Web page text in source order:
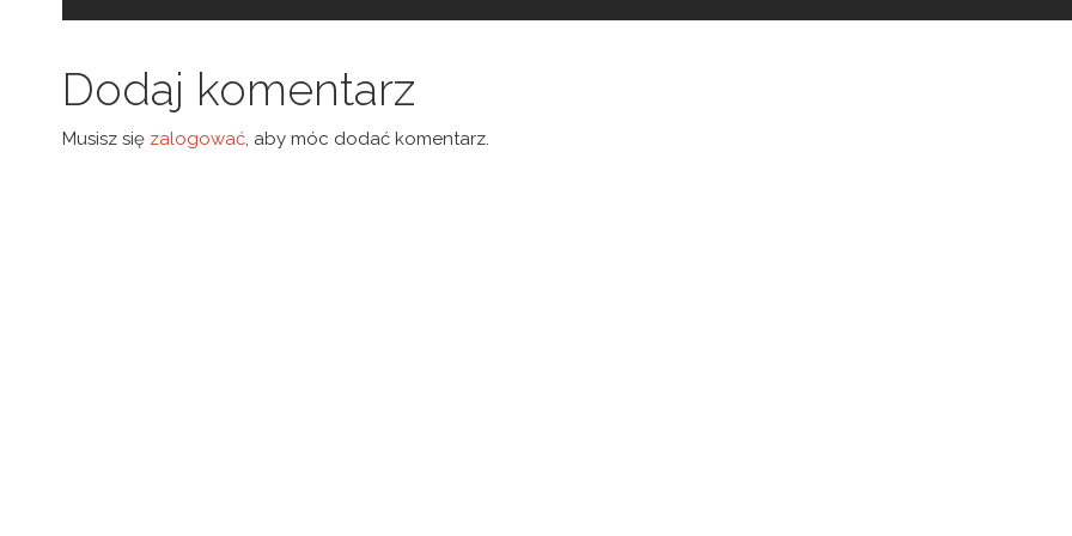
Dodaj komentarz
Musisz się zalogować, aby móc dodać komentarz.